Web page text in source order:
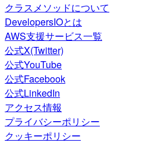
クラスメソッドについて
DevelopersIOとは
AWS支援サービス一覧
公式X(Twitter)
公式YouTube
公式Facebook
公式LinkedIn
アクセス情報
プライバシーポリシー
クッキーポリシー